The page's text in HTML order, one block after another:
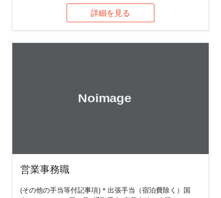
詳細を見る
営業事務職
(その他の手当等付記事項)＊出張手当（宿泊費除く）国